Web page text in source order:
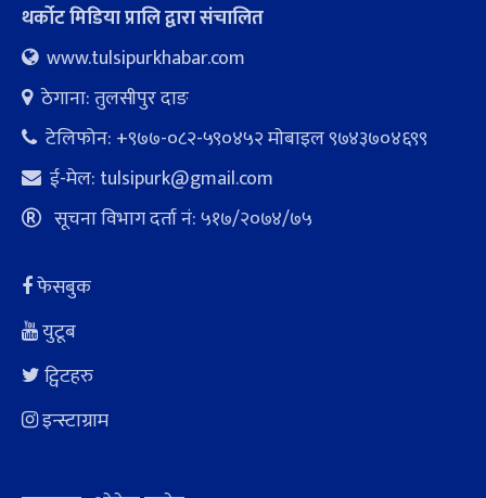
थर्कोट मिडिया प्रालि द्वारा संचालित
www.tulsipurkhabar.com
ठेगाना: तुलसीपुर दाङ
टेलिफोन: +९७७-०८२-५९०४५२ माेबाइल ९७४३७०४६९९
ई-मेल: tulsipurk@gmail.com
सूचना विभाग दर्ता नं: ५१७/२०७४/७५
फेसबुक
युटूब
ट्विटहरु
इन्स्टाग्राम